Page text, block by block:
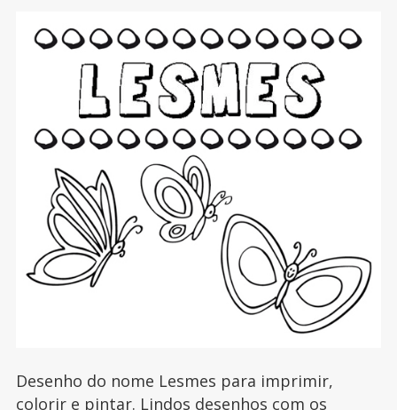
Desenho do nome Lesmes para imprimir,
colorir e pintar. Lindos desenhos com os